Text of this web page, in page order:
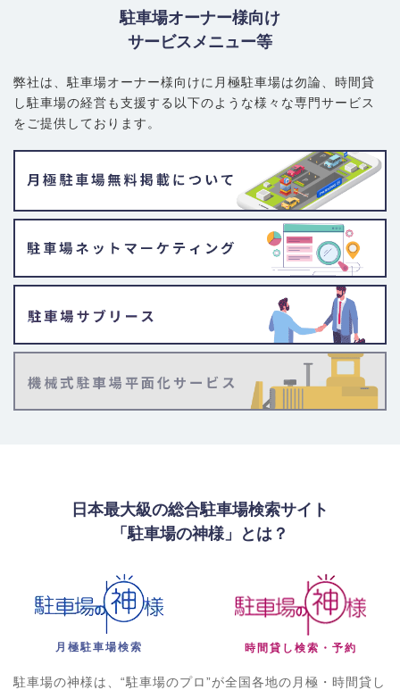
駐車場オーナー様向け
サービスメニュー等
弊社は、駐車場オーナー様向けに月極駐車場は勿論、 時間貸
し駐車場の経営も支援する以下のような様々な専門サービス
をご提供しております。
日本最大級の総合駐車場検索サイト
「駐車場の神様」とは？
月極駐車場検索 時間貸し検索・予約
駐車場の神様は、“駐車場のプロ”が全国各地の月極・時間貸し